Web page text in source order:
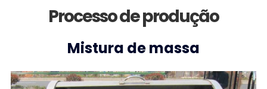
Processo de produção
Mistura de massa